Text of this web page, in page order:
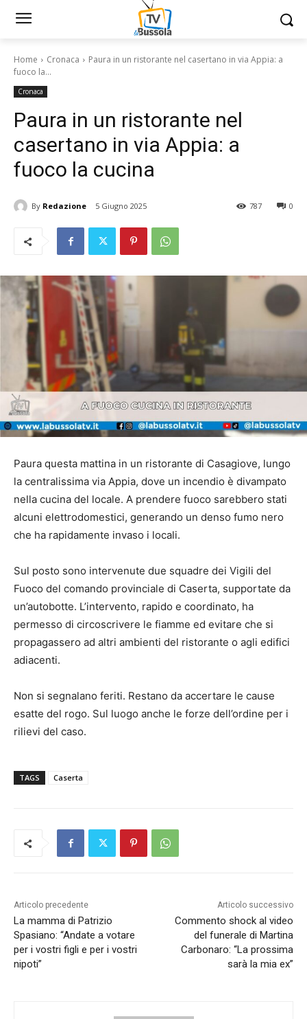
Home Cronaca
Paura in un ristorante nel casertano in via Appia: a
fuoco la...
Cronaca
Paura in un ristorante nel
casertano in via Appia: a
fuoco la cucina
By Redazione 5 Giugno 2025 0
787
Paura questa mattina in un ristorante di Casagiove, lungo
la centralissima via Appia, dove un incendio è divampato
nella cucina del locale. A prendere fuoco sarebbero stati
alcuni elettrodomestici, generando un denso fumo nero
che ha rapidamente invaso i locali.
Sul posto sono intervenute due squadre dei Vigili del
Fuoco del comando provinciale di Caserta, supportate da
un’autobotte. L’intervento, rapido e coordinato, ha
permesso di circoscrivere le fiamme ed evitare che si
propagassero ad altri ambienti del ristorante o agli edifici
adiacenti.
Non si segnalano feriti. Restano da accertare le cause
esatte del rogo. Sul luogo anche le forze dell’ordine per i
rilievi del caso.
TAGS Caserta
Articolo precedente
La mamma di Patrizio
Spasiano: “Andate a votare
per i vostri figli e per i vostri
nipoti”
Articolo successivo
Commento shock al video
del funerale di Martina
Carbonaro: “La prossima
sarà la mia ex”